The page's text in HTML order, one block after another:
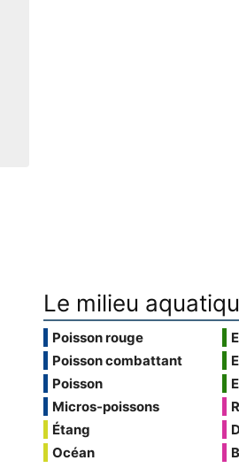
Le milieu
Poisson rouge
Poisson combattant
Poisson
Micros-poissons
Étang
Océan